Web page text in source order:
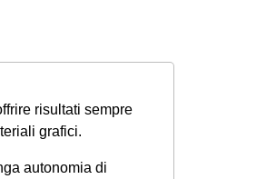
risultati sempre
grafici.
autonomia di